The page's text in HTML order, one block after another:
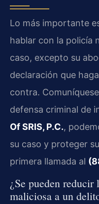
Lo más importante
hablar con la policía
caso, excepto su
declaración que
contra.
defensa criminal de
Of SRIS, P.C.,
su caso y proteger
primera llamada al
¿Se pueden
maliciosa a un